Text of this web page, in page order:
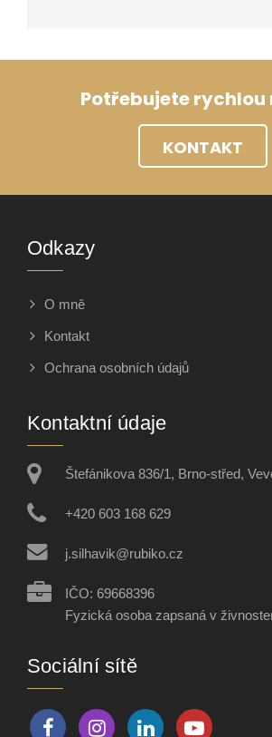
Potřebujete rychlou
KONTAKT
Odkazy
O mně
Kontakt
Ochrana osobních údajů
Kontaktní údaje
Štefánikova 836/1, Brno-střed,
+420 603 168 629
j.silhavik@rubiko.cz
IČO: 69668396
Fyzická osoba zapsaná v
Sociální sítě